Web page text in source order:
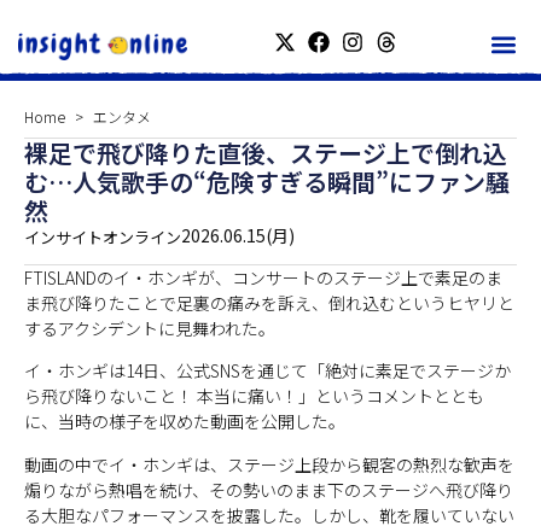
Home エンタメ
裸足で飛び降りた直後、ステージ上で倒れ込
む…人気歌手の“危険すぎる瞬間”にファン騒
然
インサイトオンライン2026.06.15(月)
FTISLANDのイ・ホンギが、コンサートのステージ上で素足のま
ま飛び降りたことで足裏の痛みを訴え、倒れ込むというヒヤリと
するアクシデントに見舞われた。
イ・ホンギは14日、公式SNSを通じて「絶対に素足でステージか
ら飛び降りないこと！ 本当に痛い！」というコメントととも
に、当時の様子を収めた動画を公開した。
動画の中でイ・ホンギは、ステージ上段から観客の熱烈な歓声を
煽りながら熱唱を続け、その勢いのまま下のステージへ飛び降り
る大胆なパフォーマンスを披露した。しかし、靴を履いていない